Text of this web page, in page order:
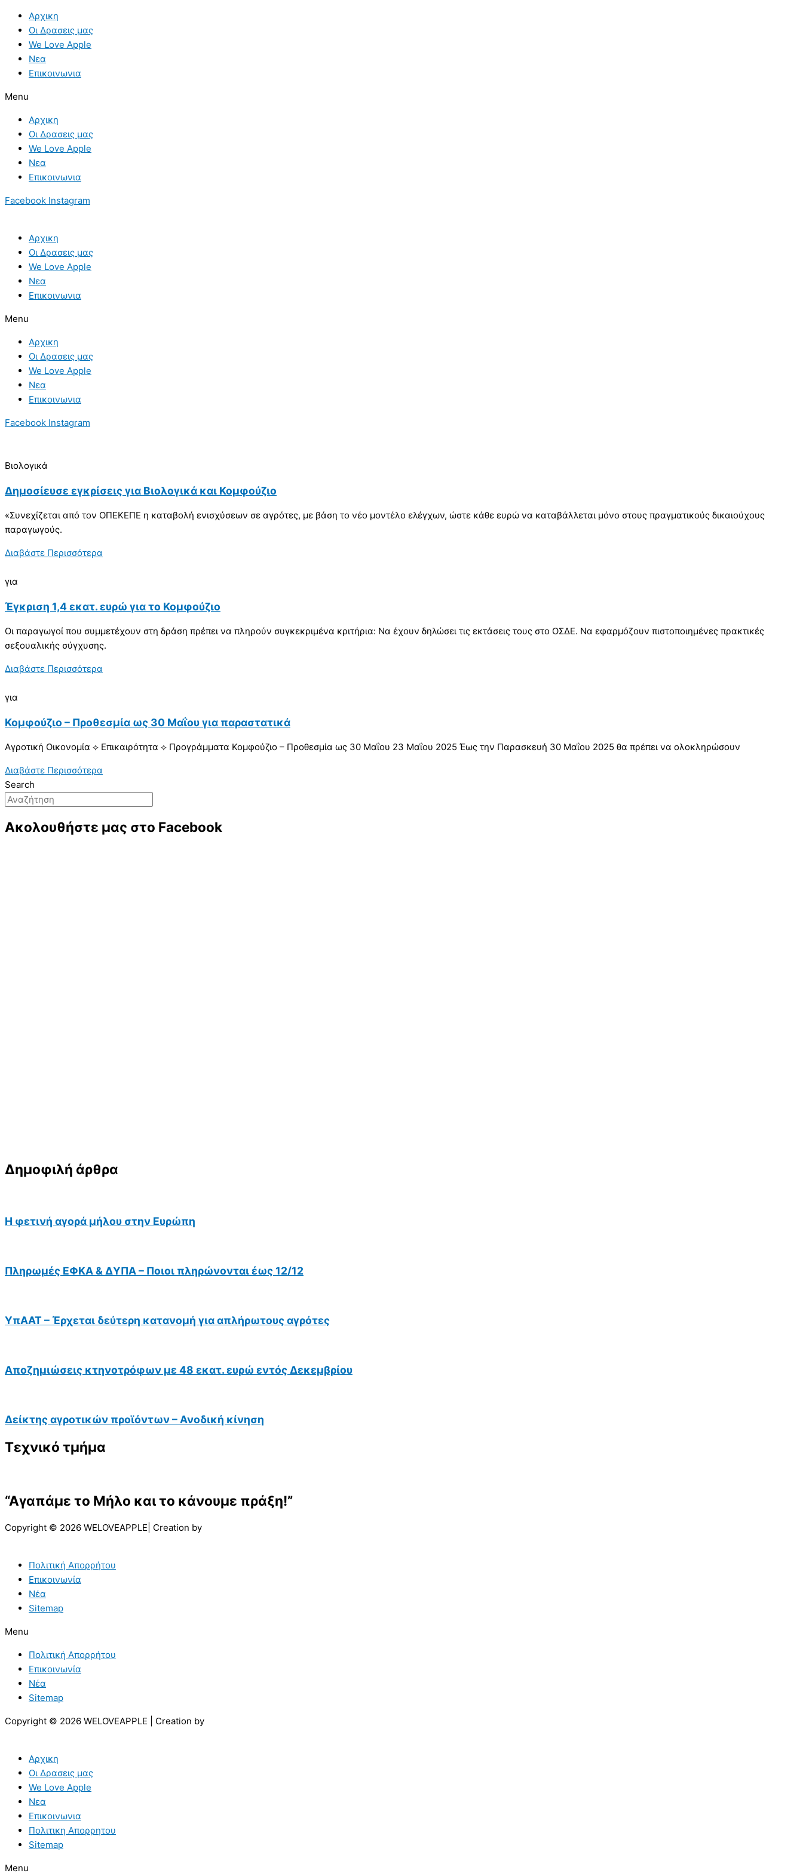
content
Αρχικη
Οι Δρασεις μας
We Love Apple
Νεα
Επικοινωνια
Menu
Αρχικη
Οι Δρασεις μας
We Love Apple
Νεα
Επικοινωνια
Facebook Instagram
Αρχικη
Οι Δρασεις μας
We Love Apple
Νεα
Επικοινωνια
Menu
Αρχικη
Οι Δρασεις μας
We Love Apple
Νεα
Επικοινωνια
Facebook Instagram
Βιολογικά
Δημοσίευσε εγκρίσεις για Βιολογικά και Κομφούζιο
«Συνεχίζεται από τον ΟΠΕΚΕΠΕ η καταβολή ενισχύσεων σε αγρότες, με βάση το νέο μοντέλο ελέγχων, ώστε κάθε ευρώ να καταβάλλεται μόνο στους πραγματικούς δικαιούχους
παραγωγούς.
Διαβάστε Περισσότερα
για
Έγκριση 1,4 εκατ. ευρώ για το Κομφούζιο
Οι παραγωγοί που συμμετέχουν στη δράση πρέπει να πληρούν συγκεκριμένα κριτήρια: Να έχουν δηλώσει τις εκτάσεις τους στο ΟΣΔΕ. Να εφαρμόζουν πιστοποιημένες πρακτικές
σεξουαλικής σύγχυσης.
Διαβάστε Περισσότερα
για
Κομφούζιο – Προθεσμία ως 30 Μαΐου για παραστατικά
Αγροτική Οικονομία ⟡ Επικαιρότητα ⟡ Προγράμματα Κομφούζιο – Προθεσμία ως 30 Μαΐου 23 Μαΐου 2025 Έως την Παρασκευή 30 Μαΐου 2025 θα πρέπει να ολοκληρώσουν
Διαβάστε Περισσότερα
Search
Ακολουθήστε μας στο Facebook
Δημοφιλή άρθρα
Η φετινή αγορά μήλου στην Ευρώπη
Πληρωμές ΕΦΚΑ & ΔΥΠΑ – Ποιοι πληρώνονται έως 12/12
ΥπΑΑΤ – Έρχεται δεύτερη κατανομή για απλήρωτους αγρότες
Αποζημιώσεις κτηνοτρόφων με 48 εκατ. ευρώ εντός Δεκεμβρίου
Δείκτης αγροτικών προϊόντων – Ανοδική κίνηση
Τεχνικό τμήμα
“Αγαπάμε το Μήλο και το κάνουμε πράξη!”
Copyright © 2026 WELOVEAPPLE| Creation by
Πολιτική Απορρήτου
Επικοινωνία
Νέα
Sitemap
Menu
Πολιτική Απορρήτου
Επικοινωνία
Νέα
Sitemap
Copyright © 2026 WELOVEAPPLE | Creation by
Αρχικη
Οι Δρασεις μας
We Love Apple
Νεα
Επικοινωνια
Πολιτικη Απορρητου
Sitemap
Menu